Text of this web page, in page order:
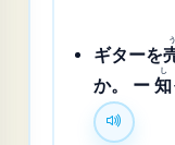
ギターを
う
か。 ー知
し